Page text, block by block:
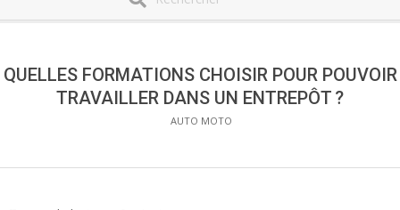
Menu
QUELLES FORMATIONS CHOISIR POUR POUVOIR
TRAVAILLER DANS UN ENTREPÔT ?
AUTO MOTO